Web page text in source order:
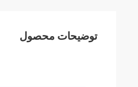
توضیحات محصول